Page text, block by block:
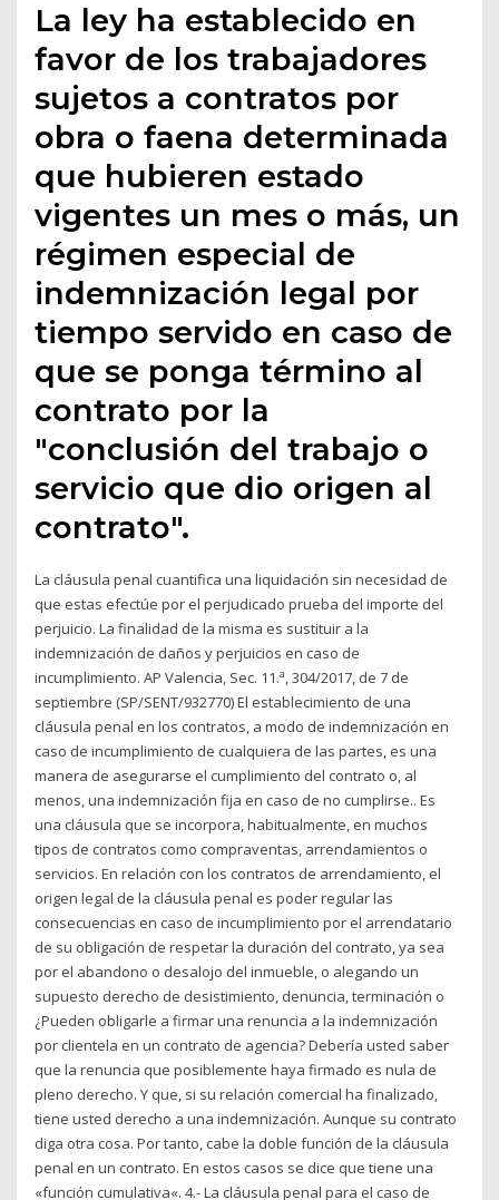
La ley ha establecido en
favor de los trabajadores
sujetos a contratos por
obra o faena determinada
que hubieren estado
vigentes un mes o más, un
régimen especial de
indemnización legal por
tiempo servido en caso de
que se ponga término al
contrato por la
"conclusión del trabajo o
servicio que dio origen al
contrato".
La cláusula penal cuantifica una liquidación sin necesidad de
que estas efectúe por el perjudicado prueba del importe del
perjuicio. La finalidad de la misma es sustituir a la
indemnización de daños y perjuicios en caso de
incumplimiento. AP Valencia, Sec. 11.ª, 304/2017, de 7 de
septiembre (SP/SENT/932770) El establecimiento de una
cláusula penal en los contratos, a modo de indemnización en
caso de incumplimiento de cualquiera de las partes, es una
manera de asegurarse el cumplimiento del contrato o, al
menos, una indemnización fija en caso de no cumplirse.. Es
una cláusula que se incorpora, habitualmente, en muchos
tipos de contratos como compraventas, arrendamientos o
servicios. En relación con los contratos de arrendamiento, el
origen legal de la cláusula penal es poder regular las
consecuencias en caso de incumplimiento por el arrendatario
de su obligación de respetar la duración del contrato, ya sea
por el abandono o desalojo del inmueble, o alegando un
supuesto derecho de desistimiento, denuncia, terminación o
¿Pueden obligarle a firmar una renuncia a la indemnización
por clientela en un contrato de agencia? Debería usted saber
que la renuncia que posiblemente haya firmado es nula de
pleno derecho. Y que, si su relación comercial ha finalizado,
tiene usted derecho a una indemnización. Aunque su contrato
diga otra cosa. Por tanto, cabe la doble función de la cláusula
penal en un contrato. En estos casos se dice que tiene una
«función cumulativa«. 4.- La cláusula penal para el caso de